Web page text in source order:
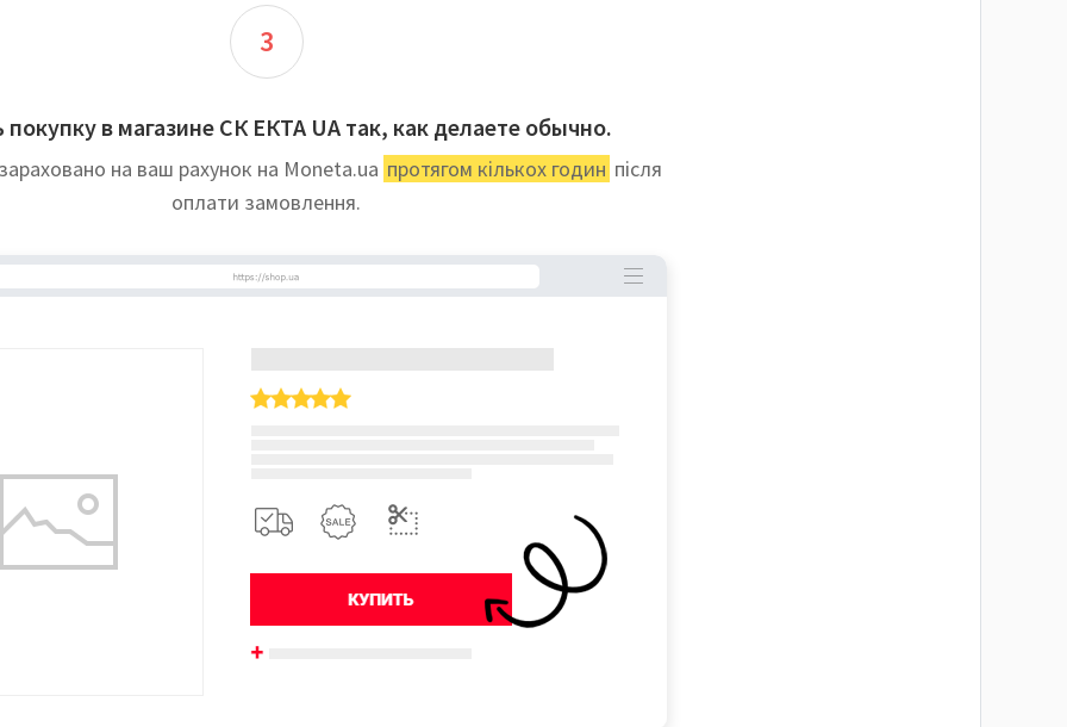
3
покупку в магазине СК ЕКТА UA так, как делаете обычно.
на ваш рахунок на Moneta.ua протягом кількох годин після
оплати замовлення.